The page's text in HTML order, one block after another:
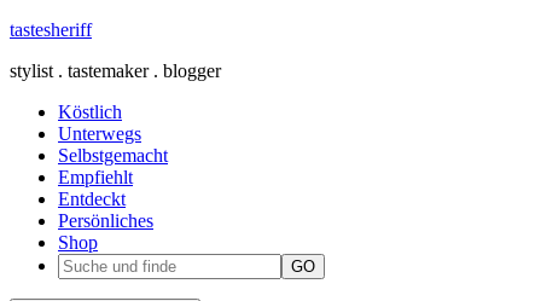
tastesheriff
stylist . tastemaker . blogger
Köstlich
Unterwegs
Selbstgemacht
Empfiehlt
Entdeckt
Persönliches
Shop